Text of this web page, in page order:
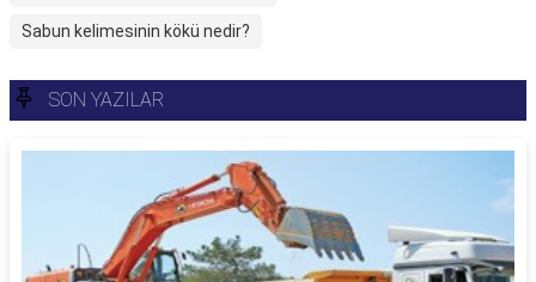
Sabun kelimesinin kökü nedir?
SON YAZILAR